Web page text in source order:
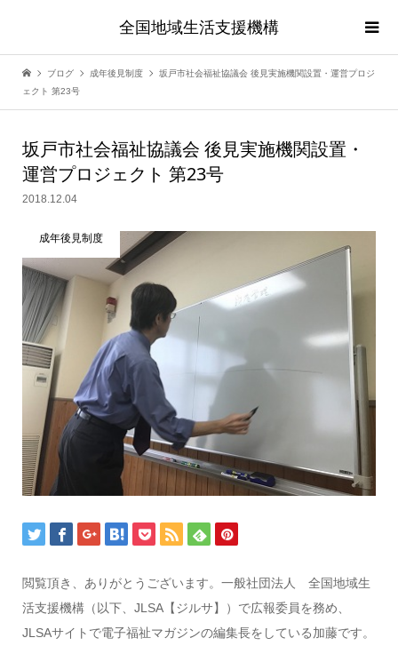
全国地域生活支援機構
ブログ 成年後見制度
坂戸市社会福祉協議会 後見実施機関設置・運営プロジ
ェクト 第23号
坂戸市社会福祉協議会 後見実施機関設置・
運営プロジェクト 第23号
2018.12.04
成年後見制度
閲覧頂き、ありがとうございます。一般社団法人 全国地域生
活支援機構（以下、JLSA【ジルサ】）で広報委員を務め、
JLSAサイトで電子福祉マガジンの編集長をしている加藤です。